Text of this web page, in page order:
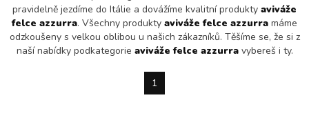
pravidelně jezdíme do Itálie a dovážíme kvalitní produkty aviváže
felce azzurra. Všechny produkty aviváže felce azzurra máme
odzkoušeny s velkou oblibou u našich zákazníků. Těšíme se, že si z
naší nabídky podkategorie aviváže felce azzurravybereš i ty.
1